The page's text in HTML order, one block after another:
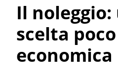
Il noleggio:
scelta poco
economica